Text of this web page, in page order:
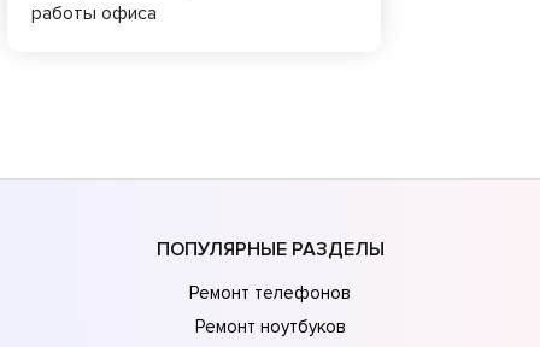
работы офиса
ПОПУЛЯРНЫЕ РАЗДЕЛЫ
Ремонт телефонов
Ремонт ноутбуков